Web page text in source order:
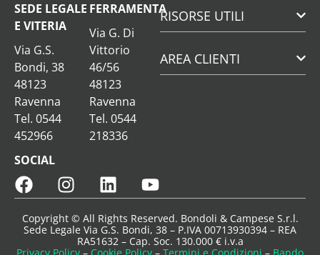
SEDE LEGALE
E VITERIA
Via G.S.
Bondi, 38
48123
Ravenna
Tel. 0544
452966
FERRAMENTA
Via G. Di
Vittorio
46/56
48123
Ravenna
Tel. 0544
218336
SOCIAL
RISORSE UTILI
AREA CLIENTI
Copyright © All Rights Reserved. Bondoli & Campese S.r.l.
Sede Legale Via G.S. Bondi, 38 – P.IVA 00713930394 – REA
RA51632 – Cap. Soc. 130.000 € i.v.a